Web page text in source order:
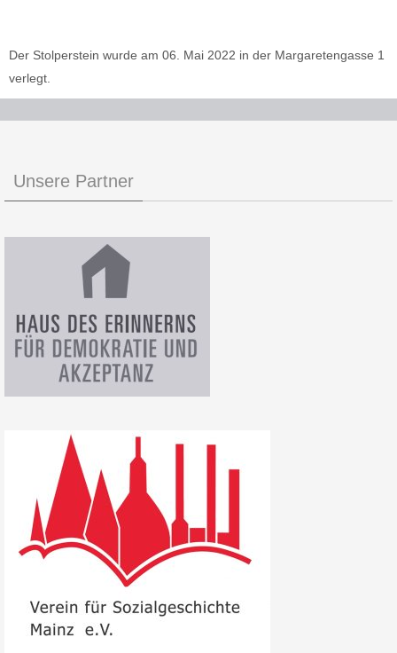
Der Stolperstein wurde am 06. Mai 2022 in der Margaretengasse 1
verlegt.
Unsere Partner